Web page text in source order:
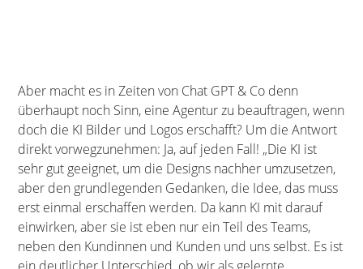
Aber macht es in Zeiten von Chat GPT & Co denn
überhaupt noch Sinn, eine Agentur zu beauftragen, wenn
doch die KI Bilder und Logos erschafft? Um die Antwort
direkt vorwegzunehmen: Ja, auf jeden Fall! „Die KI ist
sehr gut geeignet, um die Designs nachher umzusetzen,
aber den grundlegenden Gedanken, die Idee, das muss
erst einmal erschaffen werden. Da kann KI mit darauf
einwirken, aber sie ist eben nur ein Teil des Teams,
neben den Kundinnen und Kunden und uns selbst. Es ist